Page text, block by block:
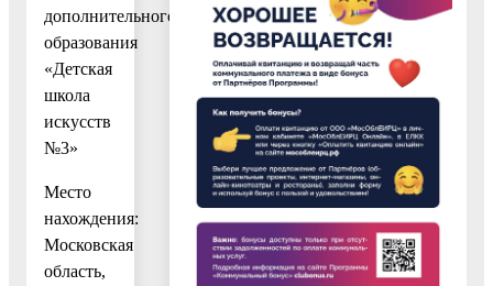
дополнительного
образования
«Детская
школа
искусств
№3»
Место
нахождения:
Московская
область,